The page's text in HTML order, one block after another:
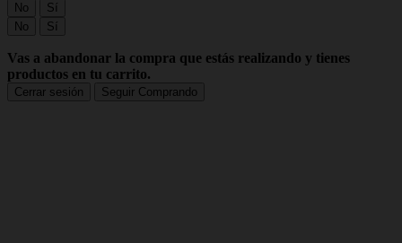
No
Sí
No
Sí
Vas a abandonar la compra que estás realizando y tienes
productos en tu carrito.
Cerrar sesión Seguir Comprando